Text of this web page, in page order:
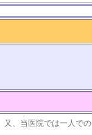
又、当医院では一人での